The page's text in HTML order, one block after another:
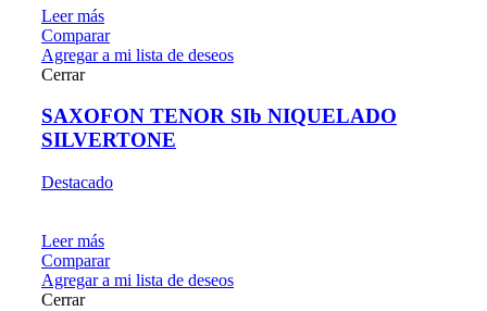
Leer más
Comparar
Agregar a mi lista de deseos
Cerrar
SAXOFON TENOR SIb NIQUELADO
SILVERTONE
Destacado
Leer más
Comparar
Agregar a mi lista de deseos
Cerrar